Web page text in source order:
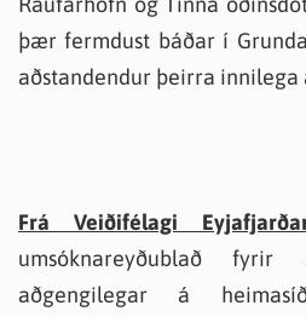
þær fermdust báðar í
aðstandendur þeirra innilega
Frá Veiðifélagi
umsóknareyðublað
aðgengilegar á